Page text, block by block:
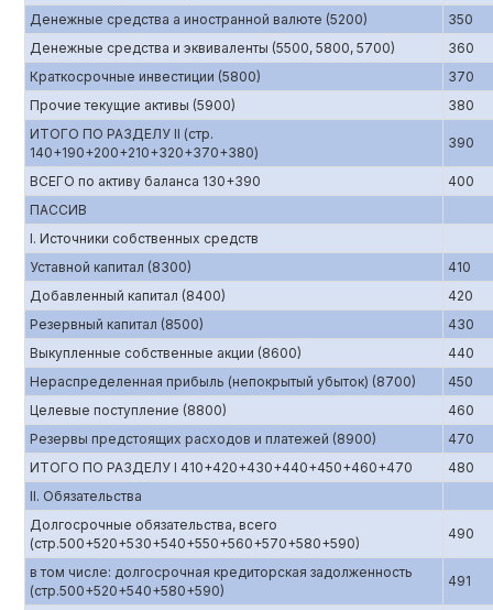
Денежные средства а иностранной валюте (5200)
350
Денежные средства и эквиваленты (5500, 5800, 5700)
360
Краткосрочные инвестиции (5800)
370
Прочие текущие активы (5900)
380
ИТОГО ПО РАЗДЕЛУ II (стр.
140+190+200+210+320+370+380)
390
ВСЕГО по активу баланса 130+390
400
ПАССИВ
I. Источники собственных средств
Уставной капитал (8300)
410
Добавленный капитал (8400)
420
Резервный капитал (8500)
430
Выкупленные собственные акции (8600)
440
Нераспределенная прибыль (непокрытый убыток) (8700)
450
Целевые поступление (8800)
460
Резервы предстоящих расходов и платежей (8900)
470
ИТОГО ПО РАЗДЕЛУ I 410+420+430+440+450+460+470
480
II. Обязательства
Долгосрочные обязательства, всего
(стр.500+520+530+540+550+560+570+580+590)
490
в том числе: долгосрочная кредиторская задолженность
(стр.500+520+540+580+590)
491